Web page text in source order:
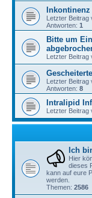
Letzter Beitrag
Antworten: 1
Bitte um
Letzter Beitrag
Letzter Beitrag
Antworten: 8
Intralipid
Letzter Beitrag
Ich
Hier
dieses
kann auf eure
werden.
Themen: 2586